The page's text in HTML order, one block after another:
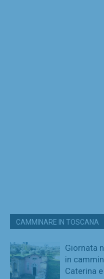
CAMMINARE IN TOSCANA
Giornata
in
Caterina e